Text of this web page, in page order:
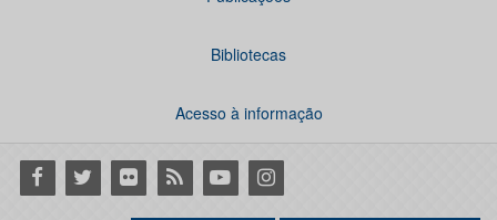
Bibliotecas
Acesso à informação
Facebook
Twitter Flickr RSS YoutubeInstagram